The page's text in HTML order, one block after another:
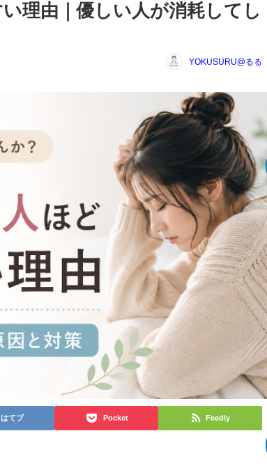
理由｜優しい人が消耗してし
YOKUSURU@るる
はてブ Pocket Feedly